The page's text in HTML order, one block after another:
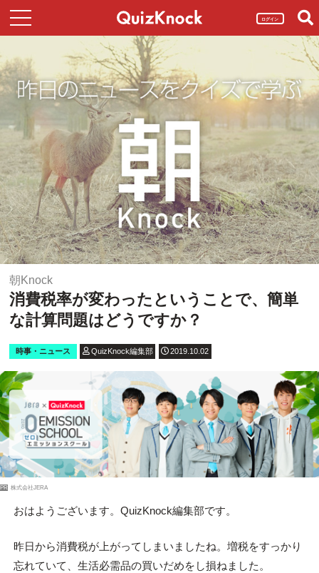
ログイン
朝Knock
消費税率が変わったということで、簡単
な計算問題はどうですか？
時事・ニュース QuizKnock編集部 2019.10.02
PR 株式会社JERA
おはようございます。QuizKnock編集部です。
昨日から消費税が上がってしまいましたね。増税をすっかり
忘れていて、生活必需品の買いだめをし損ねました。